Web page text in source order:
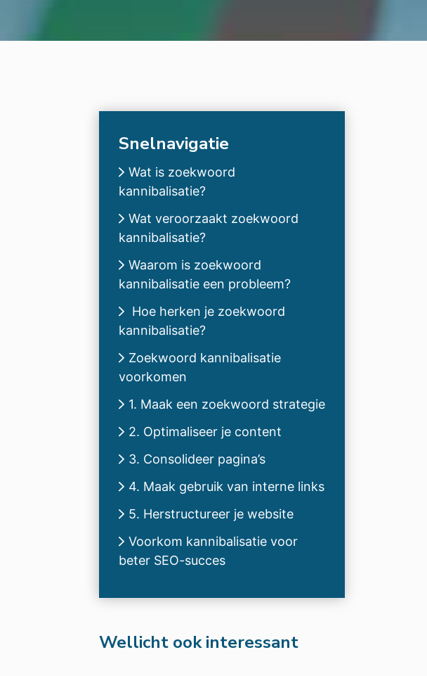
Snelnavigatie
Wat is zoekwoord
kannibalisatie?
Wat veroorzaakt zoekwoord
kannibalisatie?
Waarom is zoekwoord
kannibalisatie een probleem?
Hoe herken je zoekwoord
kannibalisatie?
Zoekwoord kannibalisatie
voorkomen
1. Maak een zoekwoord strategie
2. Optimaliseer je content
3. Consolideer pagina’s
4. Maak gebruik van interne links
5. Herstructureer je website
Voorkom kannibalisatie voor
beter SEO-succes
Wellicht ook interessant